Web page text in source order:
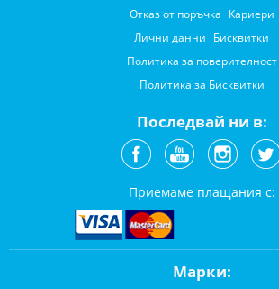
Отказ от поръчка Кариери
Лични данни Бисквитки
Политика за поверителност
Политика за Бисквитки
Последвай ни в:
Приемаме плащания с:
Марки: